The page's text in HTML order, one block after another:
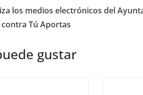
los medios electrónicos del
Tú Aportas
gustar